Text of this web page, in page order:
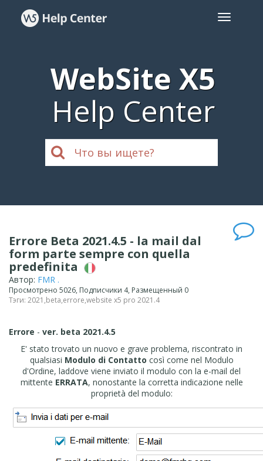
WebSite X5
Help Center
Errore Beta 2021.4.5 - la mail dal
form parte sempre con quella
predefinita
Автор: FMR .
Просмотрено 5026, Подписчики 4, Размещенный 0
Тэги: 2021 ,beta,errore,website x5 pro 2021.4
Errore - ver. beta 2021.4.5
E' stato trovato un nuovo e grave problema, riscontrato in
qualsiasi Modulo di Contatto così come nel Modulo
d'Ordine, laddove viene inviato il modulo con la e-mail del
mittente ERRATA, nonostante la corretta indicazione nelle
proprietà del modulo: